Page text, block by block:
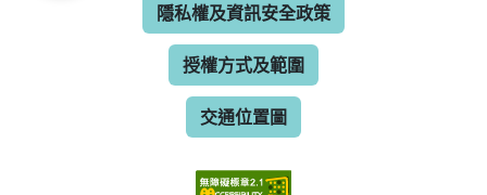
隱私權及資訊安全政策
授權方式及範圍
交通位置圖